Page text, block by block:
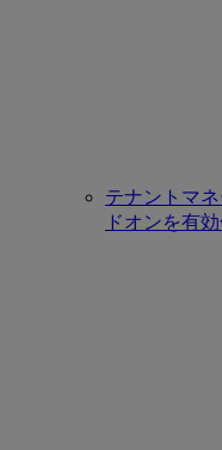
テナントマ
ドオンを有